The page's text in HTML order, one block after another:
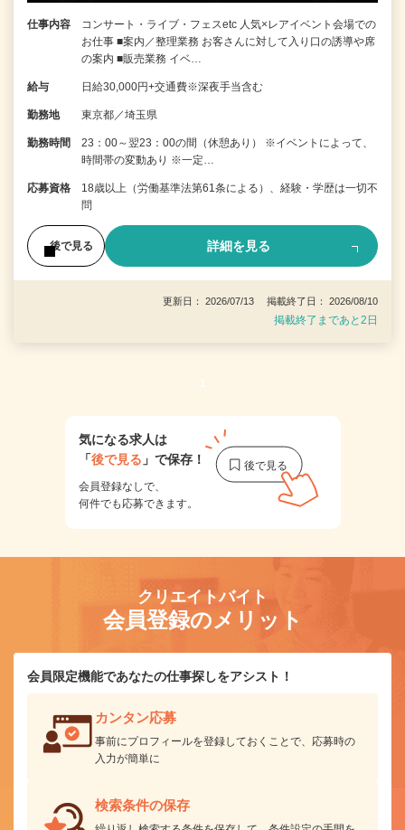
仕事内容
コンサート・ライブ・フェスetc 人気×レアイベント会場での
お仕事 ■案内／整理業務 お客さんに対して入り口の誘導や席
の案内 ■販売業務 イベ…
給与 日給30,000円+交通費※深夜手当含む
勤務地 東京都／埼玉県
勤務時間
23：00～翌23：00の間（休憩あり） ※イベントによって、
時間帯の変動あり ※一定…
応募資格
18歳以上（労働基準法第61条による）、経験・学歴は一切不
問
後で見る 詳細を見る
更新日： 2026/07/13 掲載終了日： 2026/08/10
掲載終了まであと2日
1
気になる求人は
「後で見る 」で保存！
会員登録なしで、
何件でも応募できます。
クリエイトバイト
会員登録のメリット
会員限定機能であなたの仕事探しをアシスト！
カンタン応募
事前にプロフィールを登録しておくことで、応募時の
入力が簡単に
検索条件の保存